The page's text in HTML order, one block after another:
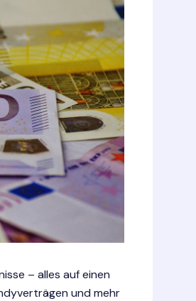
– alles auf einen
und mehr